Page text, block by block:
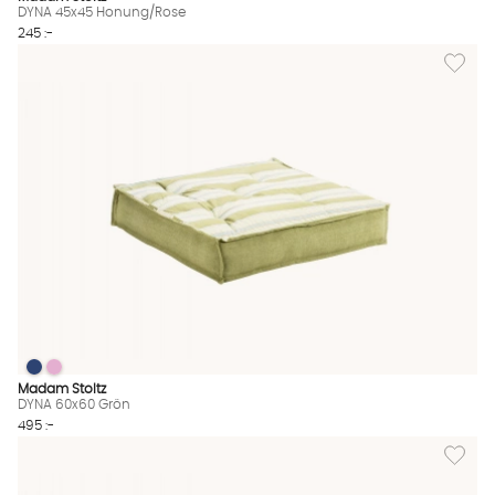
DYNA 45x45 Honung/Rose
245 :-
Lägg
DYNA 60x60 Grön Finns även i dessa färger:
DYNA 60x60 Grön
DYNA 60x60 Grön
Madam Stoltz
DYNA 60x60 Grön
495 :-
Lägg